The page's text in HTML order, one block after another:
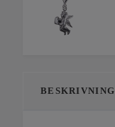
BESKRIVNING